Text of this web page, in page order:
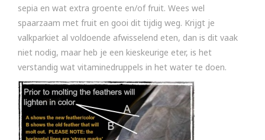
sepia en wat extra groente en/of fruit. Wees wel
spaarzaam met fruit en gooi dit tijdig weg. Krijgt je
valkparkiet al voldoende afwisselend eten, dan is dit vaak
niet nodig, maar heb je een kieskeurige eter, is het
verstandig wat vitaminedruppels in het water te doen.